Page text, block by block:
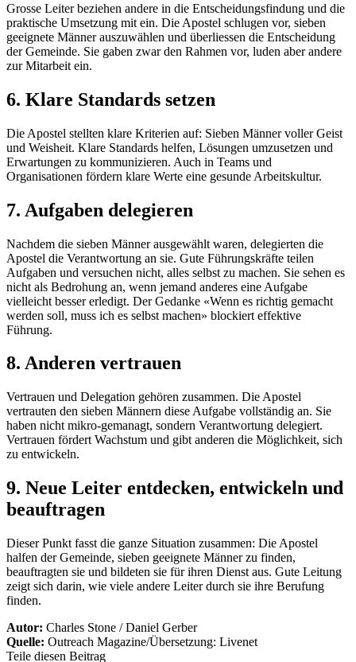
Grosse Leiter beziehen andere in die Entscheidungsfindung und die
praktische Umsetzung mit ein. Die Apostel schlugen vor, sieben
geeignete Männer auszuwählen und überliessen die Entscheidung
der Gemeinde. Sie gaben zwar den Rahmen vor, luden aber andere
zur Mitarbeit ein.
6. Klare Standards setzen
Die Apostel stellten klare Kriterien auf: Sieben Männer voller Geist
und Weisheit. Klare Standards helfen, Lösungen umzusetzen und
Erwartungen zu kommunizieren. Auch in Teams und
Organisationen fördern klare Werte eine gesunde Arbeitskultur.
7. Aufgaben delegieren
Nachdem die sieben Männer ausgewählt waren, delegierten die
Apostel die Verantwortung an sie. Gute Führungskräfte teilen
Aufgaben und versuchen nicht, alles selbst zu machen. Sie sehen es
nicht als Bedrohung an, wenn jemand anderes eine Aufgabe
vielleicht besser erledigt. Der Gedanke «Wenn es richtig gemacht
werden soll, muss ich es selbst machen» blockiert effektive
Führung.
8. Anderen vertrauen
Vertrauen und Delegation gehören zusammen. Die Apostel
vertrauten den sieben Männern diese Aufgabe vollständig an. Sie
haben nicht mikro-gemanagt, sondern Verantwortung delegiert.
Vertrauen fördert Wachstum und gibt anderen die Möglichkeit, sich
zu entwickeln.
9. Neue Leiter entdecken, entwickeln und
beauftragen
Dieser Punkt fasst die ganze Situation zusammen: Die Apostel
halfen der Gemeinde, sieben geeignete Männer zu finden,
beauftragten sie und bildeten sie für ihren Dienst aus. Gute Leitung
zeigt sich darin, wie viele andere Leiter durch sie ihre Berufung
finden.
Autor: Charles Stone / Daniel Gerber
Quelle: Outreach Magazine/Übersetzung: Livenet
Teile diesen Beitrag